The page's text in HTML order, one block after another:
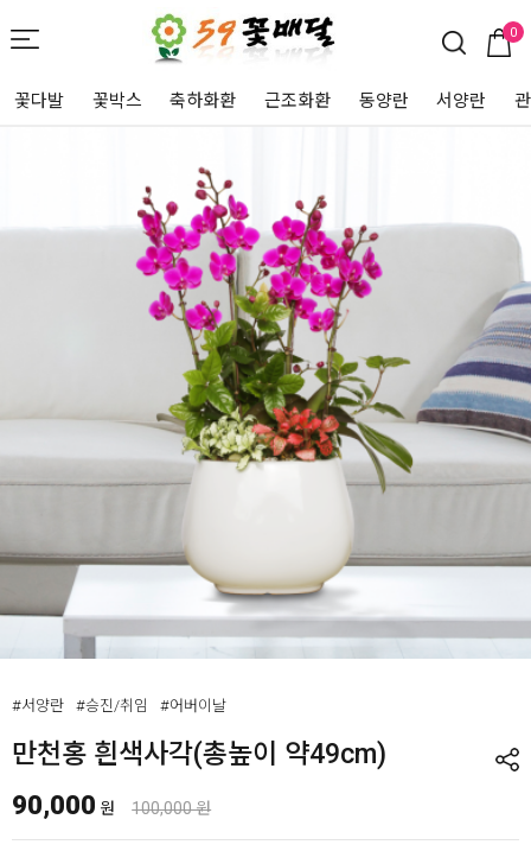
0
꽃다발 꽃박스 축하화환 근조화환 동양란 서양란
#서양란 #승진/취임 #어버이날
만천홍 흰색사각(총높이 약49cm)
90,000 원 100,000 원